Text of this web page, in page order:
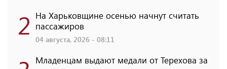
2 На Харьковщине осенью начнут считать
пассажиров
04 августа, 2026 - 08:11
Младенцам выдают медали от Терехова за